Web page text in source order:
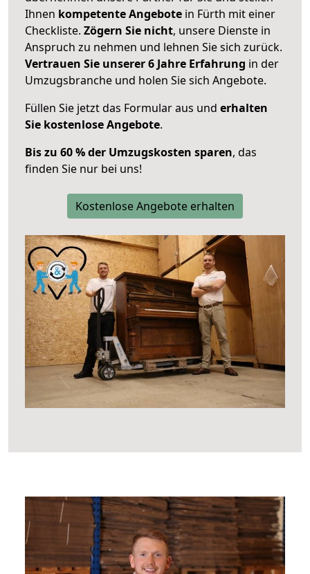
Ihnen kompetente Angebote in Fürth mit einer
Checkliste. Zögern Sie nicht, unsere Dienste in
Anspruch zu nehmen und lehnen Sie sich zurück.
Vertrauen Sie unserer 6 Jahre Erfahrung in der
Umzugsbranche und holen Sie sich Angebote.
Füllen Sie jetzt das Formular aus und erhalten
Sie kostenlose Angebote.
Bis zu 60 % der Umzugskosten sparen, das
finden Sie nur bei uns!
Kostenlose Angebote erhalten